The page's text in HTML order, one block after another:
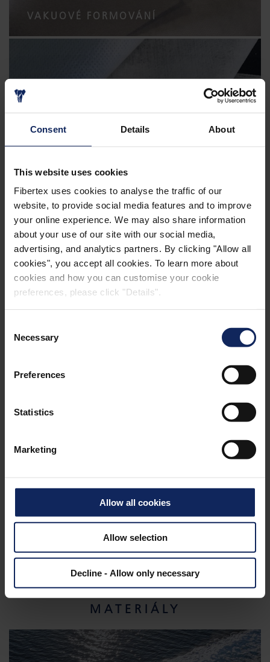
Consent Details About
This website uses cookies
Fibertex uses cookies to analyse the traffic of our
website, to provide social media features and to improve
your online experience. We may also share information
about your use of our site with our social media,
advertising, and analytics partners. By clicking "Allow all
cookies", you accept all cookies. To learn more about
cookies and how you can customise your cookie
preferences, please click "Details".
Selection
Necessary
Preferences
Statistics
Marketing
Allow all cookies
Allow selection
Decline - Allow only necessary
VAKUOVÉ FORMOVÁNÍ
CLONY
COMPOFLEX
VIDEOGALERI
Navštivte videogalerii Fibertex Composites a
ve výrobním procesu kompozitních výrobků.
PROJEKTY - KOMPOZITNÍ
MATERIÁLY